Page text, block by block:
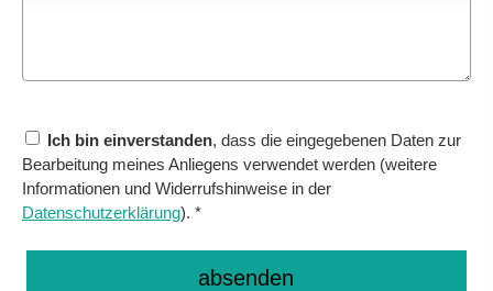
Ich bin einverstanden, dass die eingegebenen Daten zur
Bearbeitung meines Anliegens verwendet werden (weitere
Informationen und Widerrufshinweise in der
Datenschutzerklärung). *
absenden